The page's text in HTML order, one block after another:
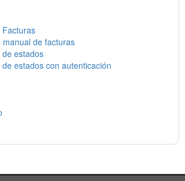
Facturas
manual de facturas
estados
estados con autenticación